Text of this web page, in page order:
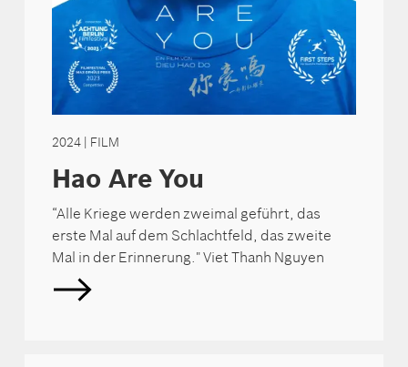
2024 | FILM
Hao Are You
“Alle Kriege werden zweimal geführt, das
erste Mal auf dem Schlachtfeld, das zweite
Mal in der Erinnerung." Viet Thanh Nguyen